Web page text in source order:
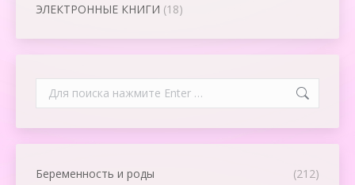
ЭЛЕКТРОННЫЕ КНИГИ (18)
Search:
Беременность и роды
(212)